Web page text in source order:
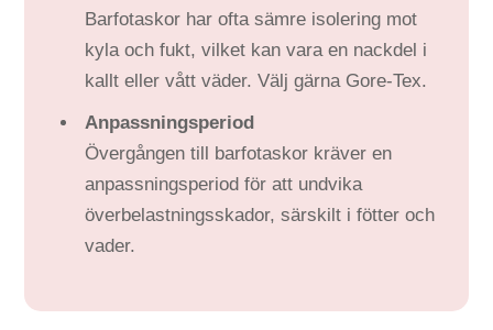
Barfotaskor har ofta sämre isolering mot
kyla och fukt, vilket kan vara en nackdel i
kallt eller vått väder. Välj gärna Gore-Tex.
Anpassningsperiod
Övergången till barfotaskor kräver en
anpassningsperiod för att undvika
överbelastningsskador, särskilt i fötter och
vader.